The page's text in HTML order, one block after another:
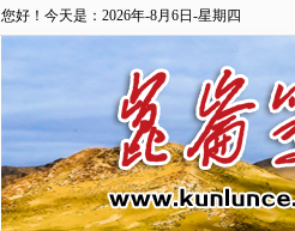
您好！今天是：2026年-8月6日-星期四